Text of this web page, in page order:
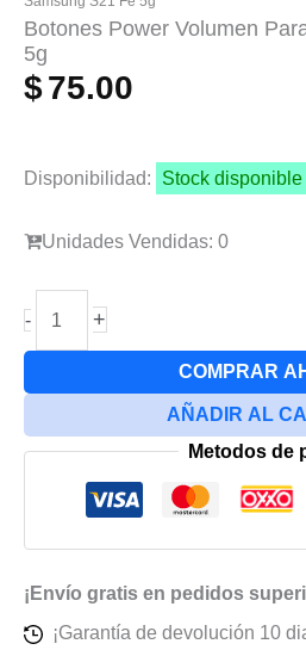
Botones Power Volumen
5g
$75.00
Disponibilidad: Stock disponible
Unidades Vendidas: 0
-
Botones
Power
Para
S21
+
COMPRAR
AÑADIR AL
Metodos de
¡Envío gratis en pedidos
¡Garantía de devolución 10